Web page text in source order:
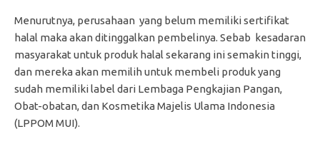
Menurutnya, perusahaan yang belum memiliki sertifikat
halal maka akan ditinggalkan pembelinya. Sebab kesadaran
masyarakat untuk produk halal sekarang ini semakin tinggi,
dan mereka akan memilih untuk membeli produk yang
sudah memiliki label dari Lembaga Pengkajian Pangan,
Obat-obatan, dan Kosmetika Majelis Ulama Indonesia
(LPPOM MUI).